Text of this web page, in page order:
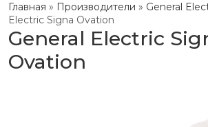
Главная » Производители » General
Electric Signa Ovation
General Electric
Ovation